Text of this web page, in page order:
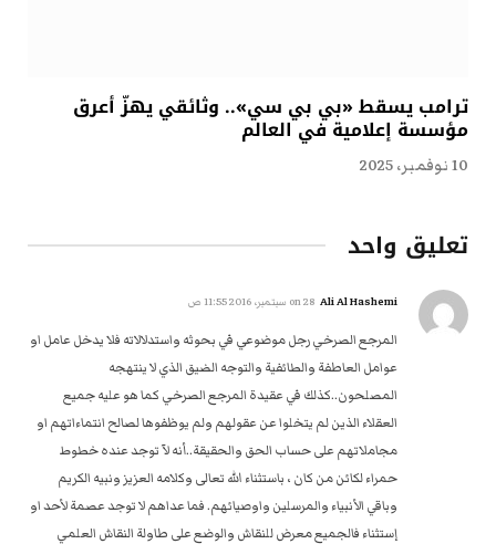
ترامب يسقط «بي بي سي».. وثائقي يهزّ أعرق
مؤسسة إعلامية في العالم
10 نوفمبر، 2025
تعليق واحد
Ali Al Hashemi 28 سبتمبر، 2016 11:55 ص
المرجع الصرخي رجل موضوعي في بحوثه واستدلالاته فلا يدخل عامل او
عوامل العاطفة والطائفية والتوجه الضيق الذي لا ينتهجه
المصلحون..كذلك في عقيدة المرجع الصرخي كما هو عليه جميع
العقلاء الذين لم يتخلوا عن عقولهم ولم يوظفوها لصالح انتماءاتهم او
مجاملاتهم على حساب الحق والحقيقة..أنه لآ توجد عنده خطوط
حمراء لكائن من كان ، باستثناء الله تعالى وكلامه العزيز ونبيه الكريم
وباقي الأنبياء والمرسلين واوصيائهم. فما عداهم لا توجد عصمة لأحد او
إستثناء فالجميع معرض للنقاش والوضع على طاولة النقاش العلمي